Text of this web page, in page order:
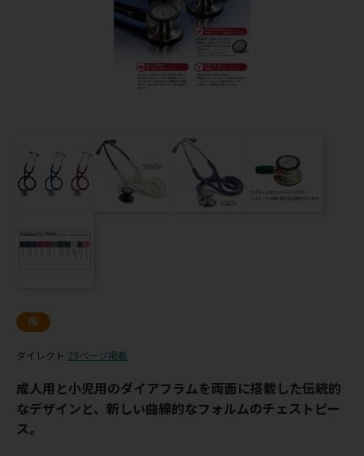
般
ダイレクト 29ページ掲載
成人用と小児用のダイアフラムを両面に搭載した伝統的
なデザインと、新しい曲線的なフォルムのチェストピー
ス。